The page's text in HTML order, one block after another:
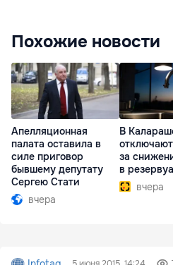
Похожие новости
Апелляционная
палата оставила в
силе приговор
бывшему депутату
Сергею Стати
вчера
В
за
в
вчера